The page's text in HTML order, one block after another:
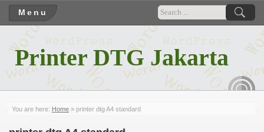
Menu
Printer DTG Jakarta
You are here: Home » printer dtg A4 standard